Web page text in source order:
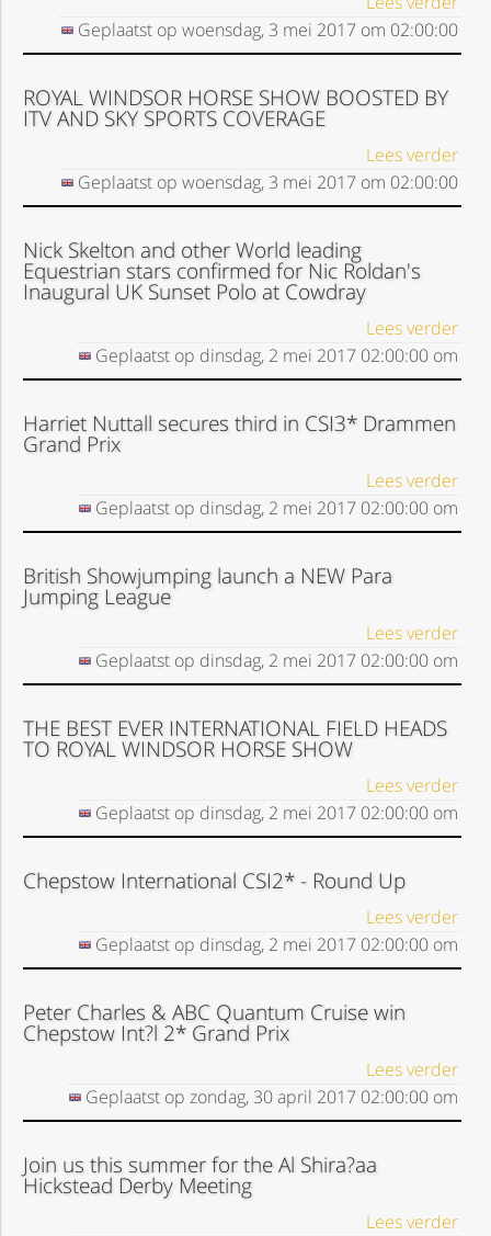
Geplaatst op woensdag, 3 mei 2017 om 02:00:00
ROYAL WINDSOR HORSE SHOW BOOSTED BY
ITV AND SKY SPORTS COVERAGE
Lees verder
Geplaatst op woensdag, 3 mei 2017 om 02:00:00
Nick Skelton and other World leading
Equestrian stars confirmed for Nic Roldan's
Inaugural UK Sunset Polo at Cowdray
Lees verder
Geplaatst op dinsdag, 2 mei 2017 02:00:00om
Harriet Nuttall secures third in CSI3* Drammen
Grand Prix
Lees verder
Geplaatst op dinsdag, 2 mei 2017 02:00:00om
British Showjumping launch a NEW Para
Jumping League
Lees verder
Geplaatst op dinsdag, 2 mei 2017 02:00:00om
THE BEST EVER INTERNATIONAL FIELD HEADS
TO ROYAL WINDSOR HORSE SHOW
Lees verder
Geplaatst op dinsdag, 2 mei 2017 02:00:00om
Chepstow International CSI2* - Round Up
Lees verder
Geplaatst op dinsdag, 2 mei 2017 02:00:00om
Peter Charles & ABC Quantum Cruise win
Chepstow Int?l 2* Grand Prix
Lees verder
Geplaatst op zondag, 30 april 2017 02:00:00om
Join us this summer for the Al Shira?aa
Hickstead Derby Meeting
Lees verder